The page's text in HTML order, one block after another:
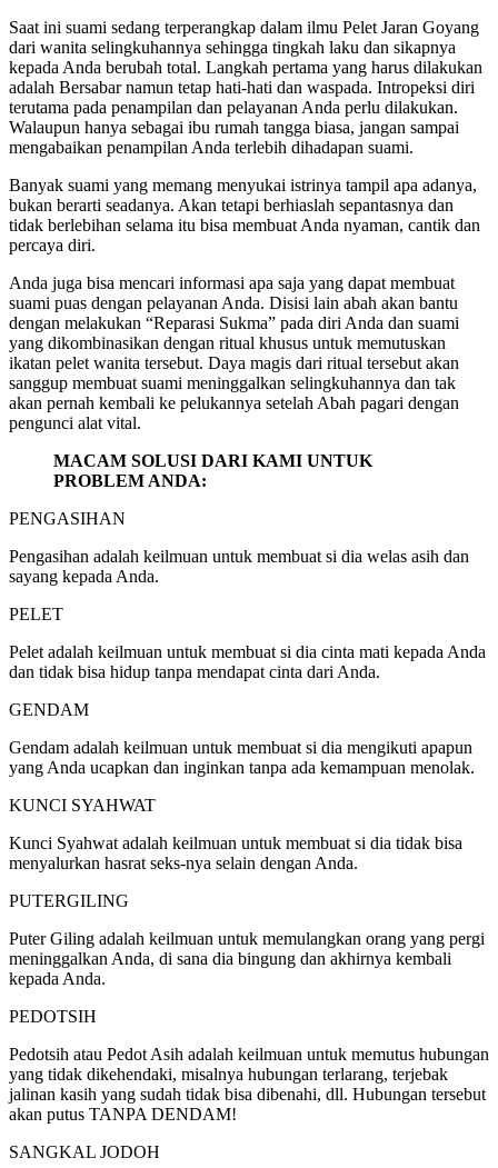
Saat ini suami sedang terperangkap dalam ilmu Pelet Jaran Goyang
dari wanita selingkuhannya sehingga tingkah laku dan sikapnya
kepada Anda berubah total. Langkah pertama yang harus dilakukan
adalah Bersabar namun tetap hati-hati dan waspada. Intropeksi diri
terutama pada penampilan dan pelayanan Anda perlu dilakukan.
Walaupun hanya sebagai ibu rumah tangga biasa, jangan sampai
mengabaikan penampilan Anda terlebih dihadapan suami.
Banyak suami yang memang menyukai istrinya tampil apa adanya,
bukan berarti seadanya. Akan tetapi berhiaslah sepantasnya dan
tidak berlebihan selama itu bisa membuat Anda nyaman, cantik dan
percaya diri.
Anda juga bisa mencari informasi apa saja yang dapat membuat
suami puas dengan pelayanan Anda. Disisi lain abah akan bantu
dengan melakukan “Reparasi Sukma” pada diri Anda dan suami
yang dikombinasikan dengan ritual khusus untuk memutuskan
ikatan pelet wanita tersebut. Daya magis dari ritual tersebut akan
sanggup membuat suami meninggalkan selingkuhannya dan tak
akan pernah kembali ke pelukannya setelah Abah pagari dengan
pengunci alat vital.
MACAM SOLUSI DARI KAMI UNTUK
PROBLEM ANDA:
PENGASIHAN
Pengasihan adalah keilmuan untuk membuat si dia welas asih dan
sayang kepada Anda.
PELET
Pelet adalah keilmuan untuk membuat si dia cinta mati kepada Anda
dan tidak bisa hidup tanpa mendapat cinta dari Anda.
GENDAM
Gendam adalah keilmuan untuk membuat si dia mengikuti apapun
yang Anda ucapkan dan inginkan tanpa ada kemampuan menolak.
KUNCI SYAHWAT
Kunci Syahwat adalah keilmuan untuk membuat si dia tidak bisa
menyalurkan hasrat seks-nya selain dengan Anda.
PUTERGILING
Puter Giling adalah keilmuan untuk memulangkan orang yang pergi
meninggalkan Anda, di sana dia bingung dan akhirnya kembali
kepada Anda.
PEDOTSIH
Pedotsih atau Pedot Asih adalah keilmuan untuk memutus hubungan
yang tidak dikehendaki, misalnya hubungan terlarang, terjebak
jalinan kasih yang sudah tidak bisa dibenahi, dll. Hubungan tersebut
akan putus TANPA DENDAM!
SANGKAL JODOH